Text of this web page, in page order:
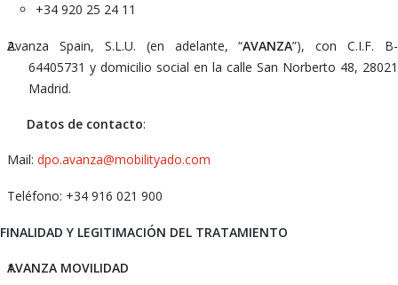
+34 920 25 24 11
Avanza Spain, S.L.U. (en adelante, “AVANZA”), con C.I.F. B-
64405731 y domicilio social en la calle San Norberto 48, 28021
Madrid.
Datos de contacto:
Mail: dpo.avanza@mobilityado.com
Teléfono: +34 916 021 900
FINALIDAD Y LEGITIMACIÓN DEL TRATAMIENTO
AVANZA MOVILIDAD